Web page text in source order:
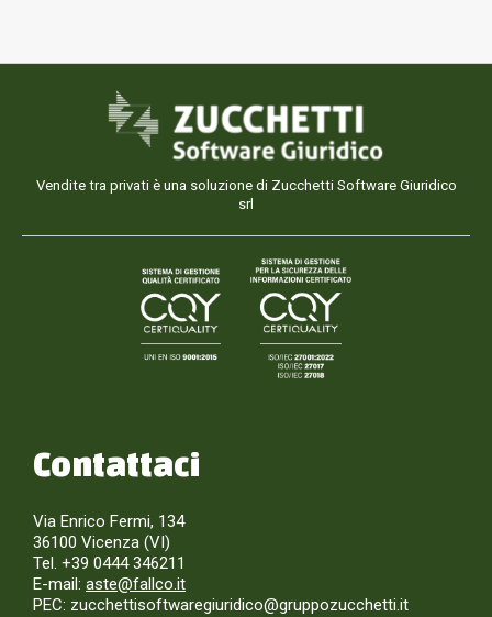
Vendite tra privati è una soluzione di Zucchetti Software Giuridico
srl
Contattaci
Via Enrico Fermi, 134
36100 Vicenza (VI)
Tel. +39 0444 346211
E-mail: aste@fallco.it
PEC: zucchettisoftwaregiuridico@gruppozucchetti.it